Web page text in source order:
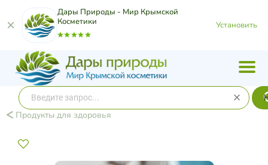
Дары Природы - Мир Крымской
Косметики
Установить
Продукты для здоровья